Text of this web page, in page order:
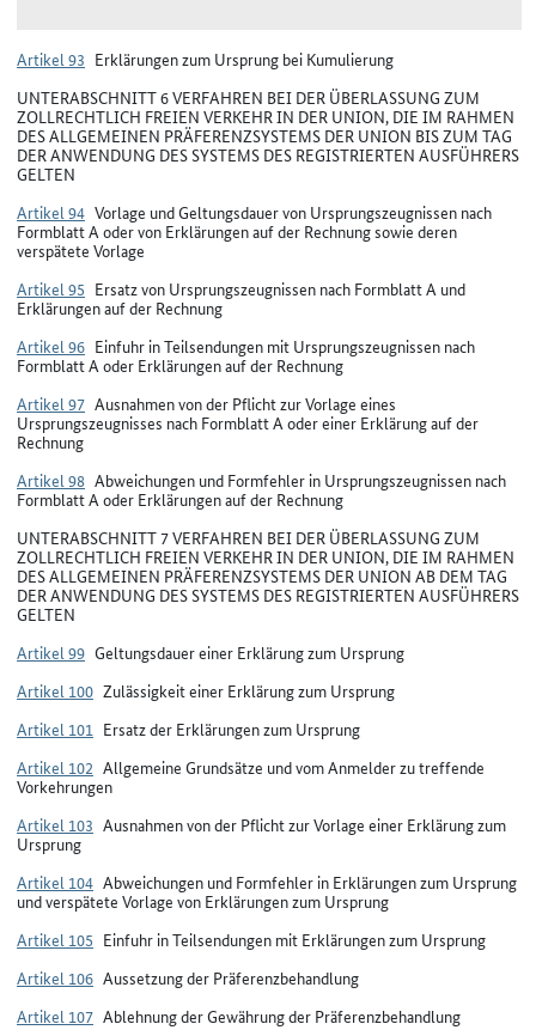
Artikel 93 Erklärungen zum Ursprung bei Kumulierung
UNTERABSCHNITT 6 VERFAHREN BEI DER ÜBERLASSUNG ZUM
ZOLLRECHTLICH FREIEN VERKEHR IN DER UNION, DIE IM RAHMEN
DES ALLGEMEINEN PRÄFERENZSYSTEMS DER UNION BIS ZUM TAG
DER ANWENDUNG DES SYSTEMS DES REGISTRIERTEN AUSFÜHRERS
GELTEN
Artikel 94 Vorlage und Geltungsdauer von Ursprungszeugnissen nach
Formblatt A oder von Erklärungen auf der Rechnung sowie deren
verspätete Vorlage
Artikel 95 Ersatz von Ursprungszeugnissen nach Formblatt A und
Erklärungen auf der Rechnung
Artikel 96 Einfuhr in Teilsendungen mit Ursprungszeugnissen nach
Formblatt A oder Erklärungen auf der Rechnung
Artikel 97 Ausnahmen von der Pflicht zur Vorlage eines
Ursprungszeugnisses nach Formblatt A oder einer Erklärung auf der
Rechnung
Artikel 98 Abweichungen und Formfehler in Ursprungszeugnissen nach
Formblatt A oder Erklärungen auf der Rechnung
UNTERABSCHNITT 7 VERFAHREN BEI DER ÜBERLASSUNG ZUM
ZOLLRECHTLICH FREIEN VERKEHR IN DER UNION, DIE IM RAHMEN
DES ALLGEMEINEN PRÄFERENZSYSTEMS DER UNION AB DEM TAG
DER ANWENDUNG DES SYSTEMS DES REGISTRIERTEN AUSFÜHRERS
GELTEN
Artikel 99 Geltungsdauer einer Erklärung zum Ursprung
Artikel 100 Zulässigkeit einer Erklärung zum Ursprung
Artikel 101 Ersatz der Erklärungen zum Ursprung
Artikel 102 Allgemeine Grundsätze und vom Anmelder zu treffende
Vorkehrungen
Artikel 103 Ausnahmen von der Pflicht zur Vorlage einer Erklärung zum
Ursprung
Artikel 104 Abweichungen und Formfehler in Erklärungen zum Ursprung
und verspätete Vorlage von Erklärungen zum Ursprung
Artikel 105 Einfuhr in Teilsendungen mit Erklärungen zum Ursprung
Artikel 106 Aussetzung der Präferenzbehandlung
Artikel 107 Ablehnung der Gewährung der Präferenzbehandlung